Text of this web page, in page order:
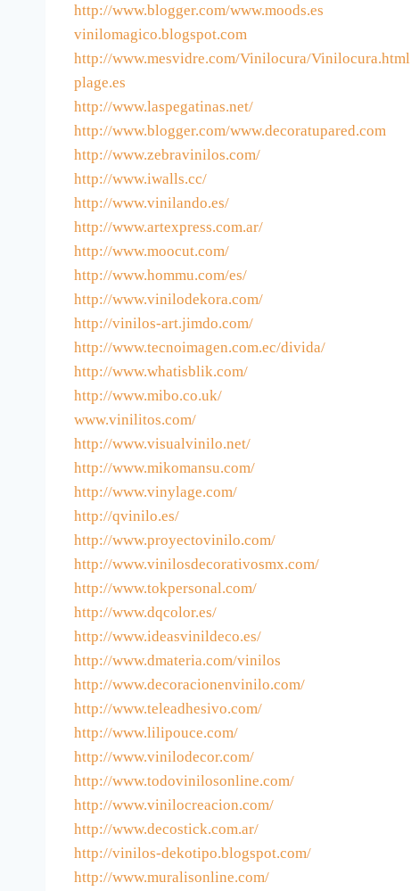
http://www.blogger.com/www.moods.es
vinilomagico.blogspot.com
http://www.mesvidre.com/Vinilocura/Vinilocura.html
plage.es
http://www.laspegatinas.net/
http://www.blogger.com/www.decoratupared.com
http://www.zebravinilos.com/
http://www.iwalls.cc/
http://www.vinilando.es/
http://www.artexpress.com.ar/
http://www.moocut.com/
http://www.hommu.com/es/
http://www.vinilodekora.com/
http://vinilos-art.jimdo.com/
http://www.tecnoimagen.com.ec/divida/
http://www.whatisblik.com/
http://www.mibo.co.uk/
www.vinilitos.com/
http://www.visualvinilo.net/
http://www.mikomansu.com/
http://www.vinylage.com/
http://qvinilo.es/
http://www.proyectovinilo.com/
http://www.vinilosdecorativosmx.com/
http://www.tokpersonal.com/
http://www.dqcolor.es/
http://www.ideasvinildeco.es/
http://www.dmateria.com/vinilos
http://www.decoracionenvinilo.com/
http://www.teleadhesivo.com/
http://www.lilipouce.com/
http://www.vinilodecor.com/
http://www.todovinilosonline.com/
http://www.vinilocreacion.com/
http://www.decostick.com.ar/
http://vinilos-dekotipo.blogspot.com/
http://www.muralisonline.com/